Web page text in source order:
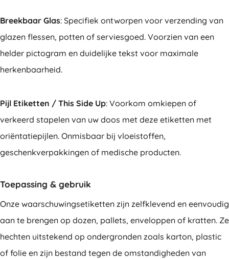
Breekbaar Glas: Specifiek ontworpen voor verzending van
glazen flessen, potten of serviesgoed. Voorzien van een
helder pictogram en duidelijke tekst voor maximale
herkenbaarheid.
Pijl Etiketten / This Side Up: Voorkom omkiepen of
verkeerd stapelen van uw doos met deze etiketten met
oriëntatiepijlen. Onmisbaar bij vloeistoffen,
geschenkverpakkingen of medische producten.
Toepassing & gebruik
Onze waarschuwingsetiketten zijn zelfklevend en eenvoudig
aan te brengen op dozen, pallets, enveloppen of kratten. Ze
hechten uitstekend op ondergronden zoals karton, plastic
of folie en zijn bestand tegen de omstandigheden van